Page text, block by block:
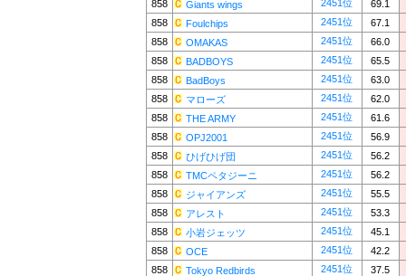
858
Giants wings 2451位
69.1
858
Foulchips 2451位
67.1
858
OMAKAS 2451位
66.0
858
BADBOYS 2451位
65.5
858
BadBoys 2451位
63.0
858
マローズ 2451位
62.0
858
THE ARMY 2451位
61.6
858
OPJ2001 2451位
56.9
858
ひげひげ団 2451位
56.2
858
TMCペタジーニ 2451位
56.2
858
ジャイアンズ 2451位
55.5
858
アレスト 2451位
53.3
858
小岩ジェッツ 2451位
45.1
858
OCE 2451位
42.2
858
Tokyo Redbirds 2451位
37.5